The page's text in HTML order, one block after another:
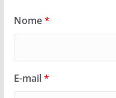
Nome*
E-mail*